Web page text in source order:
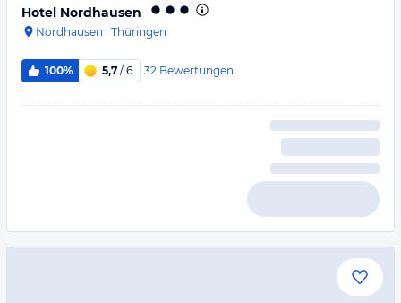
Hotel Nordhausen
Nordhausen · Thüringen
100% 5,7 / 6 32 Bewertungen